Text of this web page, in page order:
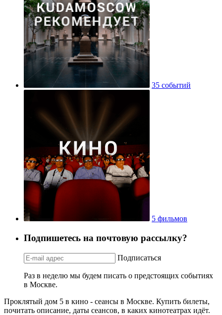
35 событий
5 фильмов
Подпишетесь на почтовую рассылку?
Подписаться
Раз в неделю мы будем писать о предстоящих событиях
в Москве.
Проклятый дом 5 в кино - сеансы в Москве. Купить билеты,
почитать описание, даты сеансов, в каких кинотеатрах идёт.